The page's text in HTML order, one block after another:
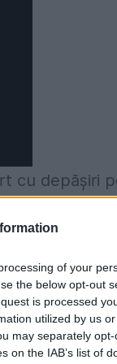
of your
the below opt-out
is processed
utilized by us
may separately
on the IAB’s list of
cu depășiri
pe
70 km/oră.
asigură